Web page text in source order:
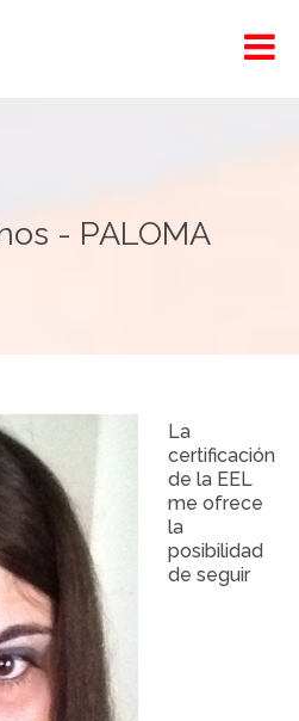
- PALOMA
La
certificación
de la EEL
me ofrece
la
posibilidad
de seguir